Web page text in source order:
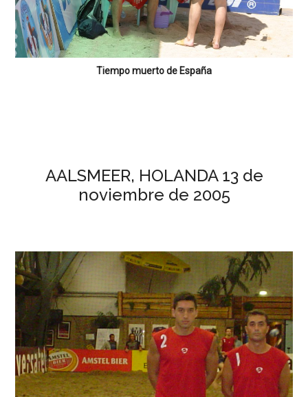
Tiempo muerto de España
AALSMEER, HOLANDA 13 de
noviembre de 2005